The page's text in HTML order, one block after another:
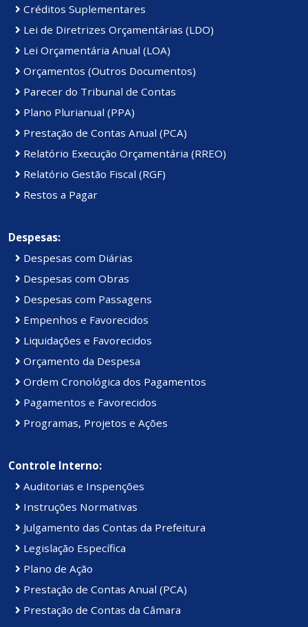
Créditos Suplementares
Lei de Diretrizes Orçamentárias (LDO)
Lei Orçamentária Anual (LOA)
Orçamentos (Outros Documentos)
Parecer do Tribunal de Contas
Plano Plurianual (PPA)
Prestação de Contas Anual (PCA)
Relatório Execução Orçamentária (RREO)
Relatório Gestão Fiscal (RGF)
Restos a Pagar
Despesas:
Despesas com Diárias
Despesas com Obras
Despesas com Passagens
Empenhos e Favorecidos
Liquidações e Favorecidos
Orçamento da Despesa
Ordem Cronológica dos Pagamentos
Pagamentos e Favorecidos
Programas, Projetos e Ações
Controle Interno:
Auditorias e Inspenções
Instruções Normativas
Julgamento das Contas da Prefeitura
Legislação Específica
Plano de Ação
Prestação de Contas Anual (PCA)
Prestação de Contas da Câmara